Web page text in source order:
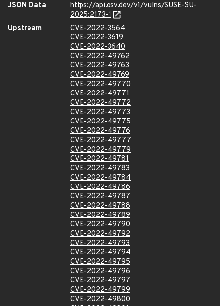
JSON Data
https://api.osv.dev/v1/vulns/SUSE-SU-
2025:2173-1
Upstream
CVE-2022-3564
CVE-2022-3619
CVE-2022-3640
CVE-2022-49762
CVE-2022-49763
CVE-2022-49769
CVE-2022-49770
CVE-2022-49771
CVE-2022-49772
CVE-2022-49773
CVE-2022-49775
CVE-2022-49776
CVE-2022-49777
CVE-2022-49779
CVE-2022-49781
CVE-2022-49783
CVE-2022-49784
CVE-2022-49786
CVE-2022-49787
CVE-2022-49788
CVE-2022-49789
CVE-2022-49790
CVE-2022-49792
CVE-2022-49793
CVE-2022-49794
CVE-2022-49795
CVE-2022-49796
CVE-2022-49797
CVE-2022-49799
CVE-2022-49800